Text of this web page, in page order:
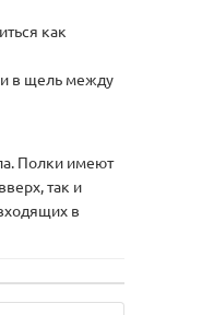
как
и в щель между
Полки имеют
так и
в